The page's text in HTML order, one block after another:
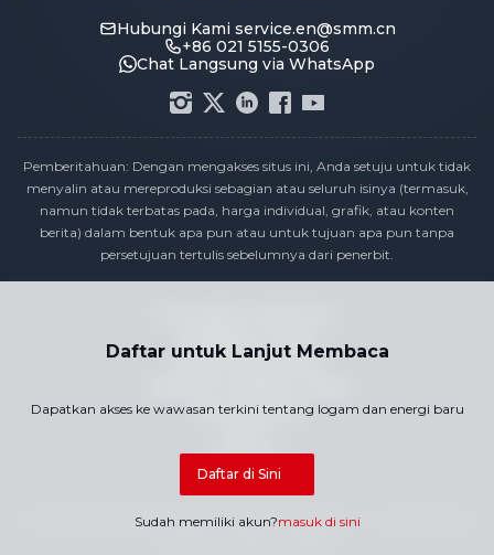
Daftar untuk Lanjut Membaca
Dapatkan akses ke wawasan terkini tentang logam dan energi baru
Daftar di Sini
Sudah memiliki akun?masuk di sini
Hubungi Kami service.en@smm.cn
+86 021 5155-0306
Chat Langsung via WhatsApp
Pemberitahuan: Dengan mengakses situs ini, Anda setuju untuk tidak
menyalin atau mereproduksi sebagian atau seluruh isinya (termasuk,
namun tidak terbatas pada, harga individual, grafik, atau konten
berita) dalam bentuk apa pun atau untuk tujuan apa pun tanpa
persetujuan tertulis sebelumnya dari penerbit.
Kebijakan Privasi
Syarat & Ketentuan
Hubungi Kami
Peta Situs
Hak Cipta © 2026 SMM Information & Technology Co., Ltd. Semua hak